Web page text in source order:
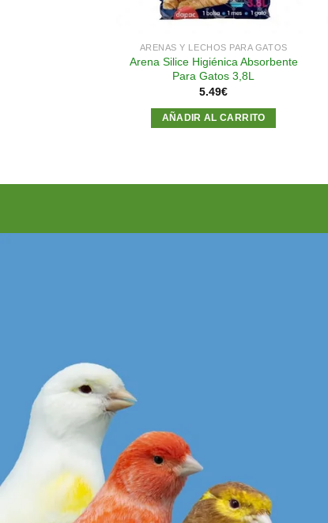
ARENAS Y LECHOS PARA GATOS
Arena Silice Higiénica Absorbente
Para Gatos 3,8L
5.49€
AÑADIR AL CARRITO